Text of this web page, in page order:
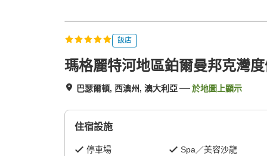
飯店
瑪格麗特河地區鉑爾曼邦克灣
巴瑟爾頓, 西澳州, 澳大利亞 於地圖上顯示
住宿設施
停車場
Spa／美容沙龍